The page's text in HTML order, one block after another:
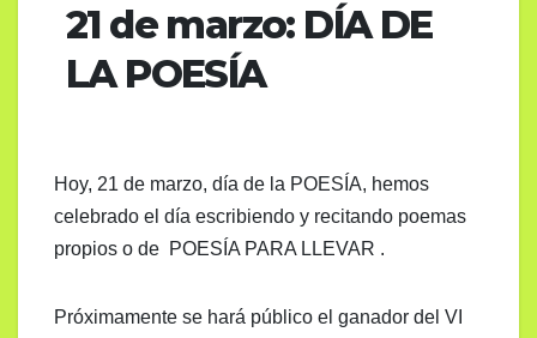
21 de marzo: DÍA DE
LA POESÍA
Hoy, 21 de marzo, día de la POESÍA, hemos
celebrado el día escribiendo y recitando poemas
propios o de POESÍA PARA LLEVAR .
Próximamente se hará público el ganador del VI